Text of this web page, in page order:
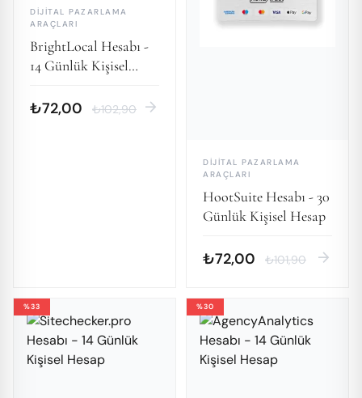
DIJITAL PAZARLAMA
ARAÇLARI
BrightLocal Hesabı -
14 Günlük Kişisel
₺72,00 ₺102,90 arrow_forward
DIJITAL PAZARLAMA
ARAÇLARI
HootSuite Hesabı - 30
Günlük Kişisel Hesap
₺72,00 ₺101,90 arrow_forward
%33 %30